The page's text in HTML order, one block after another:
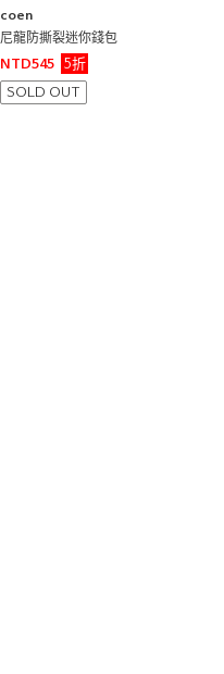
coen
尼龍防撕裂迷你錢包
NTD545
5折
SOLD OUT